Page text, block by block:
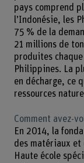
pays comprend
l’Indonésie, les
75 % de la
21 millions de
produites
Philippines. La
en décharge, ce
ressources
Comment avez-
En 2014, la
des matériaux et
Haute école